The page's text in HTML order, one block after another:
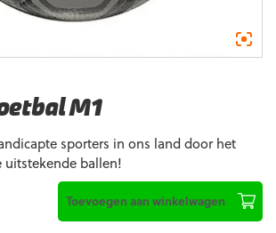
M1
sporters in ons land door het
uitstekende ballen!
Toevoegen aan winkelwagen